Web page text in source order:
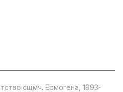
сщмч. Ермогена, 1993-